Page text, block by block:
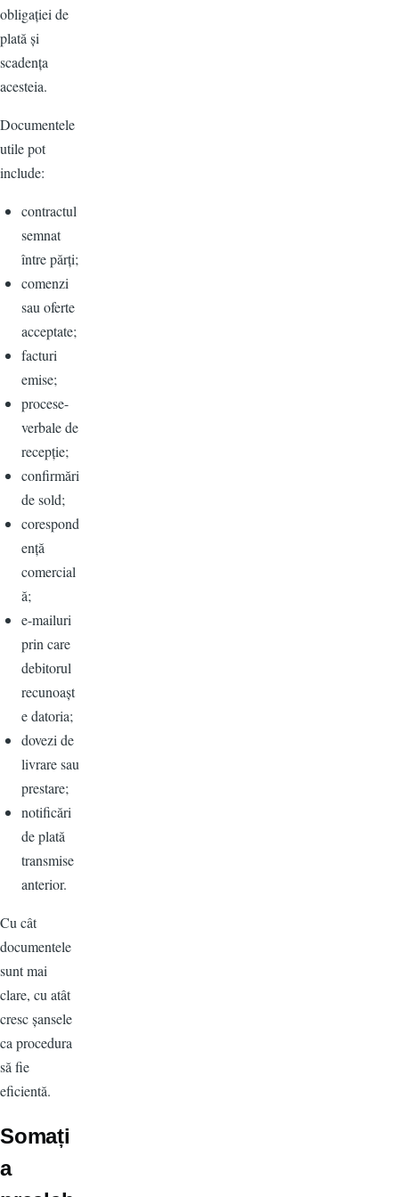
obligației de
plată și
scadența
acesteia.
Documentele
utile pot
include:
contractul
semnat
între părți;
comenzi
sau oferte
acceptate;
facturi
emise;
procese-
verbale de
recepție;
confirmări
de sold;
corespond
ență
comercial
ă;
e-mailuri
prin care
debitorul
recunoașt
e datoria;
dovezi de
livrare sau
prestare;
notificări
de plată
transmise
anterior.
Cu cât
documentele
sunt mai
clare, cu atât
cresc șansele
ca procedura
să fie
eficientă.
Somați
a